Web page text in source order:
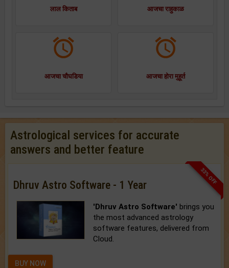
लाल किताब आजचा राहुकाळ
आजचा चौघडिया आजचा होरा मुहूर्त
Astrological services for accurate
answers and better feature
33% OFF
Dhruv Astro Software - 1 Year
'Dhruv Astro Software' brings you
the most advanced astrology
software features, delivered from
Cloud.
BUY NOW